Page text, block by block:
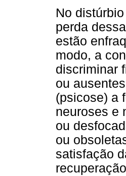
No
perda
estão
modo, a
discriminar
ou
(psicose) a
neuroses e
ou
ou
satisfação